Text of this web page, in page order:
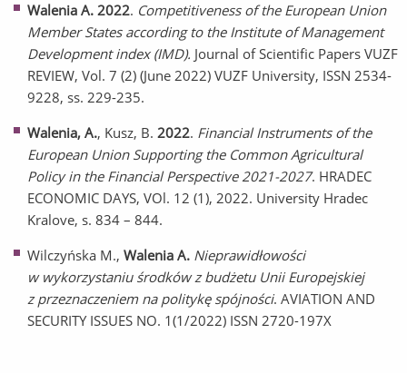
Walenia A. 2022. Competitiveness of the European Union
Member States according to the Institute of Management
Development index (IMD). Journal of Scientific Papers VUZF
REVIEW, Vol. 7 (2) (June 2022) VUZF University, ISSN 2534-
9228, ss. 229-235.
Walenia, A., Kusz, B. 2022. Financial Instruments of the
European Union Supporting the Common Agricultural
Policy in the Financial Perspective 2021-2027. HRADEC
ECONOMIC DAYS, VOl. 12 (1), 2022. University Hradec
Kralove, s. 834 – 844.
Wilczyńska M., Walenia A. Nieprawidłowości
w wykorzystaniu środków z budżetu Unii Europejskiej
z przeznaczeniem na politykę spójności. AVIATION AND
SECURITY ISSUES NO. 1(1/2022) ISSN 2720-197X